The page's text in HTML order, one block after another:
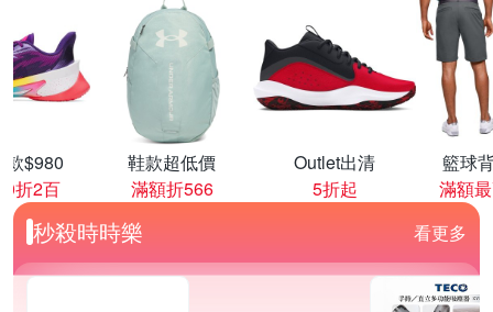
款$980
折2百
鞋款超低價
滿額折566
Outlet出清
5折起
籃球
滿額
秒殺時時樂 看更多